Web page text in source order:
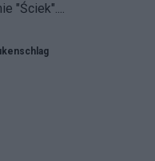
"Ściek"....